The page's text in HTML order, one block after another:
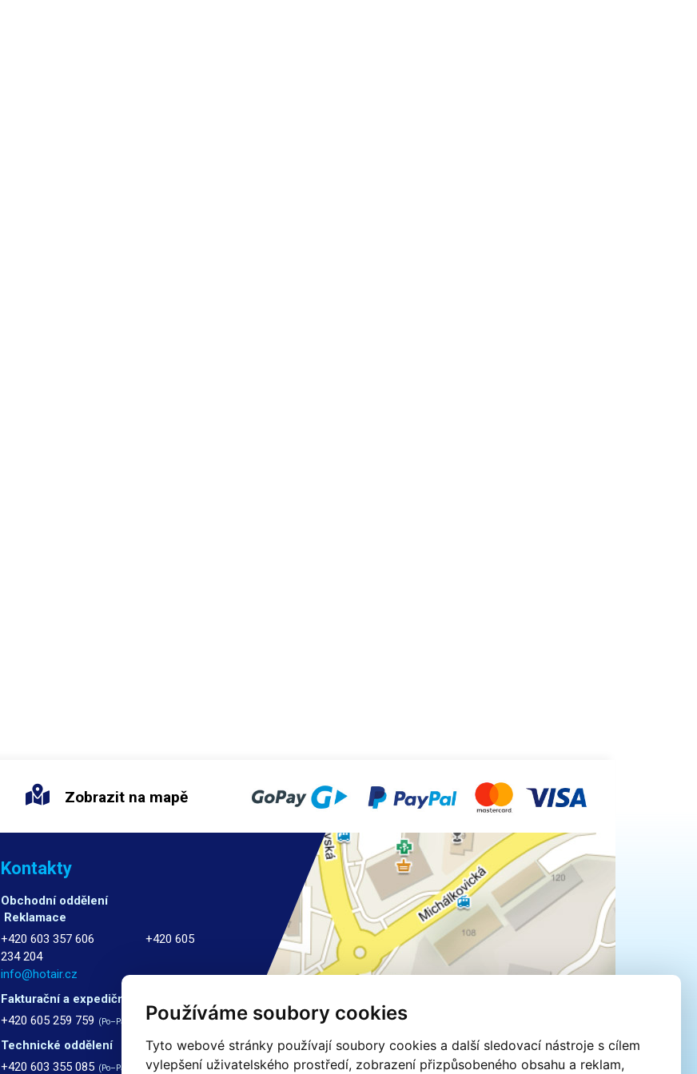
Používáme soubory cookies
Tyto webové stránky používají soubory cookies a další sledovací nástroje s cílem
vylepšení uživatelského prostředí, zobrazení přizpůsobeného obsahu a reklam,
Zobrazit na mapě
Kontakty
Obchodní oddělení
Reklamace
+420 603 357 606 +420 605
234 204
info@hotair.cz
Fakturační a expediční oddělení
+420 605 259 759 (Po–Pá: 7:30 – 15:00)
Technické oddělení
+420 603 355 085 (Po–Pá: 8:00 – 16:00)